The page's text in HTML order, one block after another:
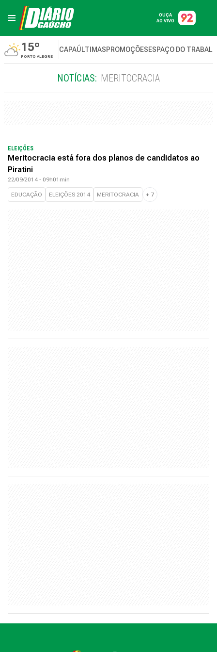
OUÇA
AO VIVO
15º
PORTO ALEGRE
CAPAÚLTIMASPROMOÇÕESESPAÇO DO
NOTÍCIAS: MERITOCRACIA
ELEIÇÕES
Meritocracia está fora dos planos de candidatos ao
Piratini
22/09/2014 - 09h01min
EDUCAÇÃO ELEIÇÕES 2014 MERITOCRACIA + 7